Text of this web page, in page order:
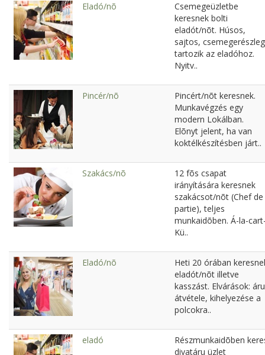
Eladó/nõ
Csemegeüzletbe
keresnek bolti
eladót/nõt. Húsos,
sajtos, csemegerészleg
tartozik az eladóhoz.
Nyitv..
Pincér/nõ
Pincért/nõt keresnek.
Munkavégzés egy
modern Lokálban.
Elõnyt jelent, ha van
koktélkészítésben járt..
Szakács/nõ
12 fõs csapat
irányítására keresnek
szakácsot/nõt (Chef de
partie), teljes
munkaidõben. Á-la-
Kü..
Eladó/nõ
Heti 20 órában
eladót/nõt illetve
kasszást. Elvárások: áru
átvétele, kihelyezése a
polcokra..
eladó
Részmunkaidõben
divatáru üzlet